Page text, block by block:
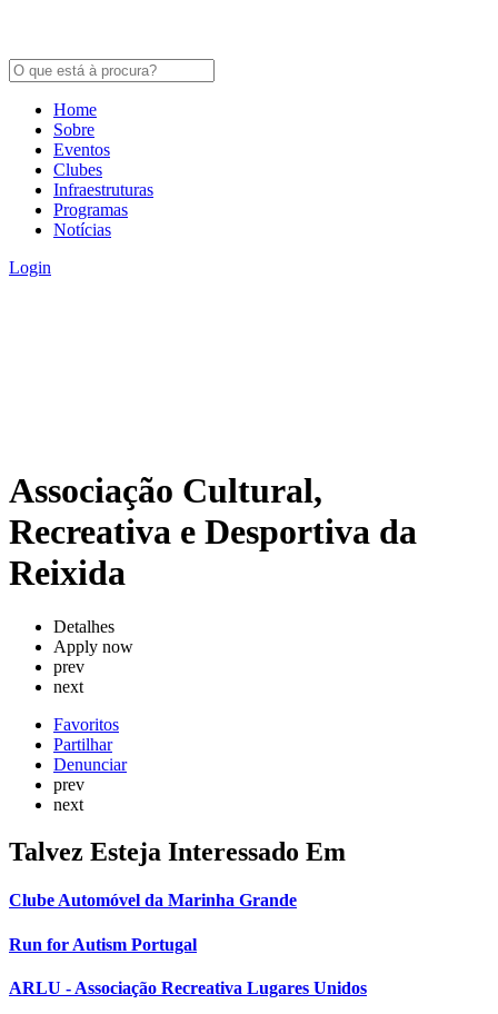
Home
Sobre
Eventos
Clubes
Infraestruturas
Programas
Notícias
Login
Associação Cultural,
Recreativa e Desportiva da
Reixida
Detalhes
Apply now
prev
next
Favoritos
Partilhar
Denunciar
prev
next
Talvez Esteja Interessado Em
Clube Automóvel da Marinha Grande
Run for Autism Portugal
ARLU - Associação Recreativa Lugares Unidos